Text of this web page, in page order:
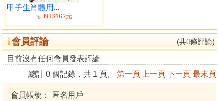
丑（牛）生人生月吉凶
姓名解析範例
寅虎
寅（虎）年出生之姓名吉凶概論
寅（虎）生剋
寅（虎）生肖五行生剋之六種型態
寅（虎）喜忌
甲子生肖體用...
9折NT$162元
會員評論 (共0條評論)
目前沒有任何會員發表評論
總計 0 個記錄，共 1 頁。 第一頁 上一頁 下一頁 最末頁
會員帳號：
匿名用戶